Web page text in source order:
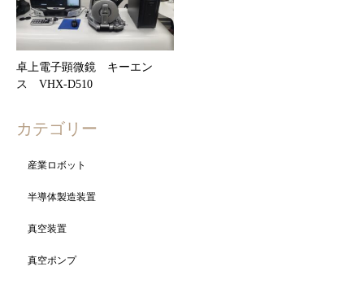
卓上電子顕微鏡 キーエン
ス VHX-D510
カテゴリー
産業ロボット
半導体製造装置
真空装置
真空ポンプ